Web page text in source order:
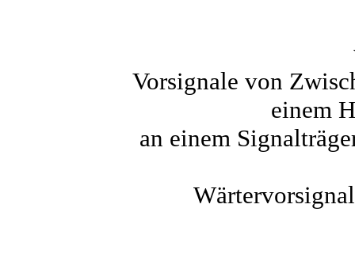
Vorsignale von
einem
an einem